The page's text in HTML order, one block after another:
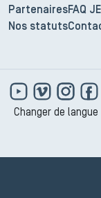
PartenairesFAQ
Nos statuts
Changer de langue